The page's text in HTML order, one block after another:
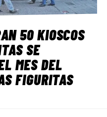
50 KIOSCOS
SE
MES DEL
FIGURITAS